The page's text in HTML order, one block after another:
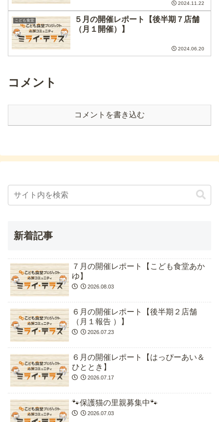
2024.11.22
こども食堂
５月の開催レポート【後半期７店舗
（月１開催）】
2024.06.20
コメント
コメントを書き込む
新着記事
７月の開催レポート【こども食堂あか
ゆ】
2026.08.03
６月の開催レポート【後半期２店舗
（月１報告 ）】
2026.07.23
６月の開催レポート【はっぴーあい＆
ひととき】
2026.07.17
🐾保護猫の里親募集中🐾
2026.07.03